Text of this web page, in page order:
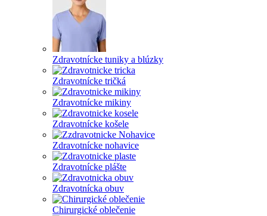
Zdravotnícke tuniky a blúzky
Zdravotnícke tričká
Zdravotnícke mikiny
Zdravotnícke košele
Zdravotnícke nohavice
Zdravotnícke plášte
Zdravotnícka obuv
Chirurgické oblečenie